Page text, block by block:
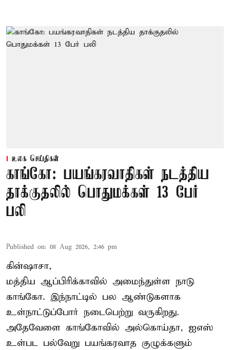
உலக செய்திகள்
காங்கோ: பயங்கரவாதிகள் நடத்திய
தாக்குதலில் பொதுமக்கள் 13 பேர்
பலி
Published on: 08 Aug 2026, 2:46 pm
கின்ஷாசா,
மத்திய ஆப்பிரிக்காவில் அமைந்துள்ள நாடு
காங்கோ. இந்நாட்டில் பல ஆண்டுகளாக
உள்நாட்டுப்போர் நடைபெற்று வருகிறது.
அதேவேளை காங்கோவில் அல்கொய்தா, ஐஎஸ்
உள்பட பல்வேறு பயங்கரவாத குழுக்களும்